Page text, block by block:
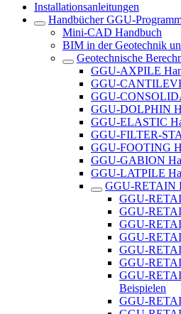
Installationsanleitungen
Handbücher GGU-
Mini-CAD Handbuch
BIM in der Geotechnik
Geotechnische
GGU-AXPILE
GGU-
GGU-
GGU-DOLPHIN
GGU-ELASTIC
GGU-FILTER-
GGU-FOOTING
GGU-GABION
GGU-LATPILE
GGU-RETAIN
GGU-
GGU-
GGU-
GGU-
GGU-
GGU-
GGU-
Beispielen
GGU-